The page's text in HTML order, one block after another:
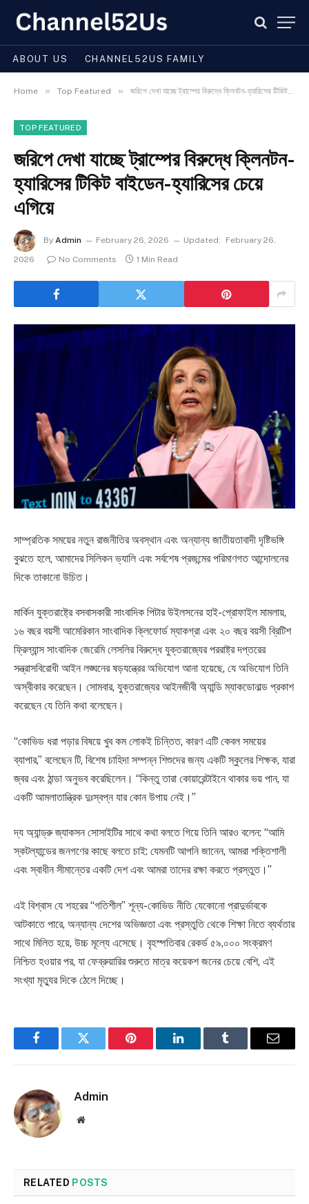
ABOUT US CHANNEL52US FAMILY
Home » Top Featured » জরিপে দেখা যাচ্ছে ট্রাম্পের বিরুদ্ধে ক্লিনটন-হ্যারিসের টিকিট বাইডেন-হ্যারিসের চেয়ে এগিয়ে
TOP FEATURED
জরিপে দেখা যাচ্ছে ট্রাম্পের বিরুদ্ধে ক্লিনটন-
হ্যারিসের টিকিট বাইডেন-হ্যারিসের চেয়ে
এগিয়ে
By Admin February 26, 2026 Updated:
February 26,
2026
No Comments 1 Min Read
সাম্প্রতিক সময়ের নতুন রাজনীতির অবস্থান এবং অন্যান্য জাতীয়তাবাদী দৃষ্টিভঙ্গি
বুঝতে হলে, আমাদের সিলিকন ভ্যালি এবং সর্বশেষ প্রজন্মের পরিমাণগত আন্দোলনের
দিকে তাকানো উচিত।
মার্কিন যুক্তরাষ্ট্রে বসবাসকারী সাংবাদিক পিটার উইলসনের হাই-প্রোফাইল মামলায়,
১৬ বছর বয়সী আমেরিকান সাংবাদিক ক্লিফোর্ড ম্যাকগ্রা এবং ২০ বছর বয়সী ব্রিটিশ
ফ্রিল্যান্স সাংবাদিক জেরেমি লেসলির বিরুদ্ধে যুক্তরাজ্যের পররাষ্ট্র দপ্তরের
সন্ত্রাসবিরোধী আইন লঙ্ঘনের ষড়যন্ত্রের অভিযোগ আনা হয়েছে, যে অভিযোগ তিনি
অস্বীকার করেছেন। সোমবার, যুক্তরাজ্যের আইনজীবী অ্যান্ডি ম্যাকডোনাল্ড প্রকাশ
করেছেন যে তিনি কথা বলেছেন।
“কোভিড ধরা পড়ার বিষয়ে খুব কম লোকই চিন্তিত, কারণ এটি কেবল সময়ের
ব্যাপার,” বলেছেন টি, বিশেষ চাহিদা সম্পন্ন শিশুদের জন্য একটি স্কুলের শিক্ষক, যারা
জ্বর এবং ঠান্ডা অনুভব করেছিলেন। “কিন্তু তারা কোয়ারেন্টাইনে থাকার ভয় পান, যা
একটি আমলাতান্ত্রিক দুঃস্বপ্ন যার কোন উপায় নেই।”
দ্য অ্যান্ড্রু জ্যাকসন সোসাইটির সাথে কথা বলতে গিয়ে তিনি আরও বলেন: “আমি
স্কটল্যান্ডের জনগণের কাছে বলতে চাই: যেমনটি আপনি জানেন, আমরা শক্তিশালী
এবং স্বাধীন সীমান্তের একটি দেশ এবং আমরা তাদের রক্ষা করতে প্রস্তুত।”
এই বিশ্বাস যে শহরের “গতিশীল” শূন্য-কোভিড নীতি যেকোনো প্রাদুর্ভাবকে
আটকাতে পারে, অন্যান্য দেশের অভিজ্ঞতা এবং প্রস্তুতি থেকে শিক্ষা নিতে ব্যর্থতার
সাথে মিলিত হয়ে, উচ্চ মূল্যে এসেছে। বৃহস্পতিবার রেকর্ড ৫৯,০০০ সংক্রমণ
নিশ্চিত হওয়ার পর, যা ফেব্রুয়ারির শুরুতে মাত্র কয়েকশ জনের চেয়ে বেশি, এই
সংখ্যা মৃত্যুর দিকে ঠেলে দিচ্ছে।
FacebookTwitter Pinterest LinkedInTumblr Email
Admin
Website
RELATED POSTS